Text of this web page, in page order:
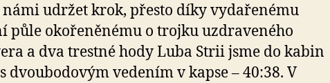
udržet krok, přesto díky vydařenému
půle okořeněnému o trojku uzdraveného
a dva trestné hody Luba Strii jsme do kabin
dvoubodovým vedením v kapse – 40:38. V